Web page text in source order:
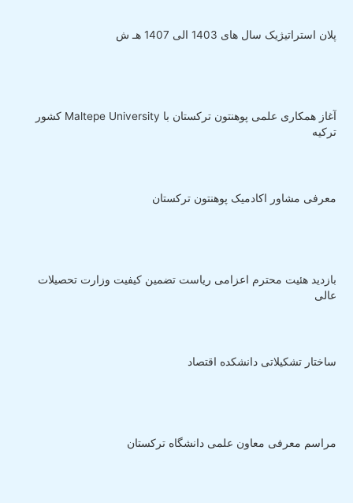
پلان استراتیژیک سال های 1403 الی 1407 هـ ش
آغاز همکاری علمی پوهنتون ترکستان با Maltepe University کشور
ترکیه
معرفی مشاور اکادمیک پوهنتون ترکستان
بازدید هئیت محترم اعزامی ریاست تضمین کیفیت وزارت تحصیلات
عالی
ساختار تشکیلاتی دانشکده اقتصاد
مراسم معرفی معاون علمی دانشگاه ترکستان